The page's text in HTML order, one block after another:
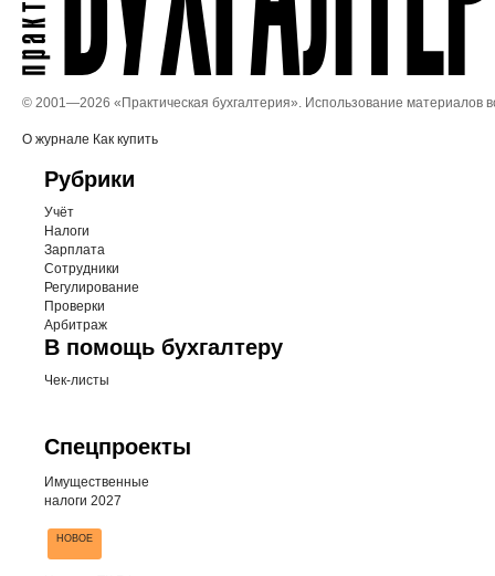
© 2001—2026 «Практическая бухгалтерия». Использование
О журнале Как купить
Рубрики
Учёт
Налоги
Зарплата
Сотрудники
Регулирование
Проверки
Арбитраж
В помощь бухгалтеру
Чек-листы
Спецпроекты
Имущественные
налоги 2027
НОВОЕ